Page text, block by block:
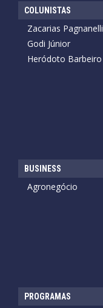
COLUNISTAS
Zacarias Pagnanelli
Godi Júnior
Heródoto Barbeiro
BUSINESS
Agronegócio
PROGRAMAS